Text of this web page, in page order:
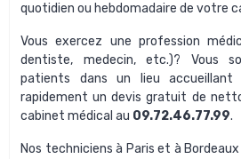
quotidien ou hebdomadaire de votre
Vous exercez une profession
dentiste, medecin, etc.)? Vous
patients dans un lieu
rapidement undevis gratuit de
cabinet médical au 09.72.46.77.99.
Nos techniciens à Paris et à